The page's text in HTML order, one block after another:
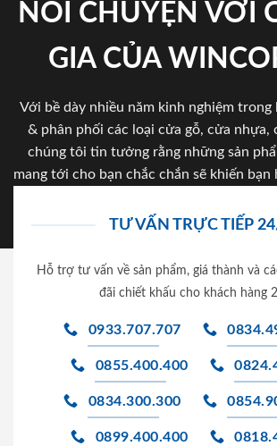
NÓI CHUYỆN VỚI
GIA CỦA
Với bề dày nhiều năm kinh nghiệm trong
& phân phối các loại cửa gỗ, cửa nhựa,
chúng tôi tin tưởng rằng những sản
mang tới cho bạn chắc chắn sẽ khiến
TƯ VẤN TRỰC TIẾP
Hỗ trợ tư vấn về sản phẩm, giá thành và
đãi chiết khấu cho khách hàng
0933.707.707
0855.400.400
0834.300.300
0899.400.400